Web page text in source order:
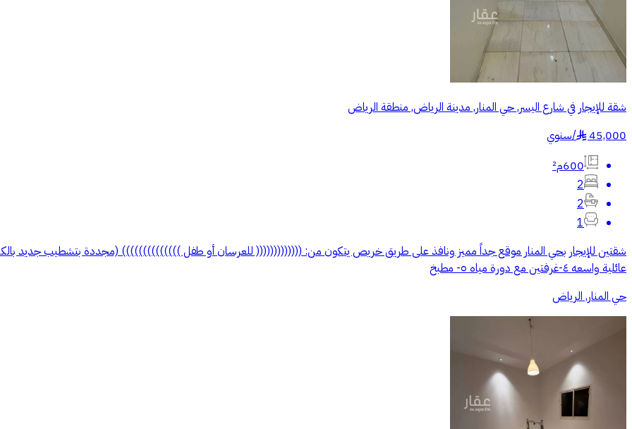
شقة للإيجار في شارع اليسر, حي المنار, مدينة الرياض, منطقة الرياض
45,000
§
/سنوي
600م²
2
2
1
عائلية واسعه ٤-غرفتين مع دورة مياه ٥- مطبخ
حي المنار, الرياض